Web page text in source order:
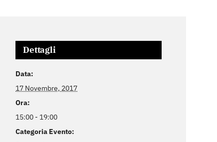
Dettagli
Data:
17 Novembre, 2017
Ora:
15:00 - 19:00
Categoria Evento: